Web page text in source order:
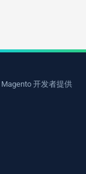
开发者提供